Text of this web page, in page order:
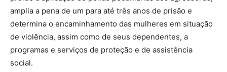
amplia a pena de um para até três anos de prisão e
determina o encaminhamento das mulheres em situação
de violência, assim como de seus dependentes, a
programas e serviços de proteção e de assistência
social.